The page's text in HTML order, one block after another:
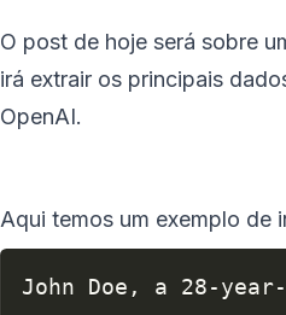
O post de hoje será sobre
irá extrair os principais
OpenAI.
Aqui temos um exemplo de
John Doe, a 28-